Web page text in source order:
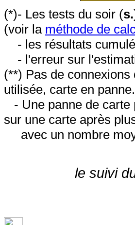
(*)- Les tests du soir (s.
(voir la méthode de
- les résultats
- l'erreur sur
(**) Pas de
utilisée, carte en panne.
- Une panne de carte
sur une carte après
avec un nombre
le suivi